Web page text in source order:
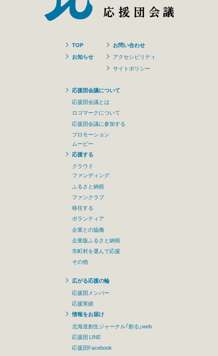
TOP
お知らせ
お問い合わせ
アクセシビリティ
サイトポリシー
応援団会議について
応援団会議とは
ロゴマークについて
応援団会議に参加する
プロモーション
ムービー
応援する
クラウド
ファンディング
ふるさと納税
ファンクラブ
移住する
ボランティア
企業との協働
企業版ふるさと納税
市町村を選んで応援
その他
広がる応援の輪
応援団メンバー
応援実績
情報をお届け
北海道創生ジャーナル「創る」web
応援団 LINE
応援団Facebook